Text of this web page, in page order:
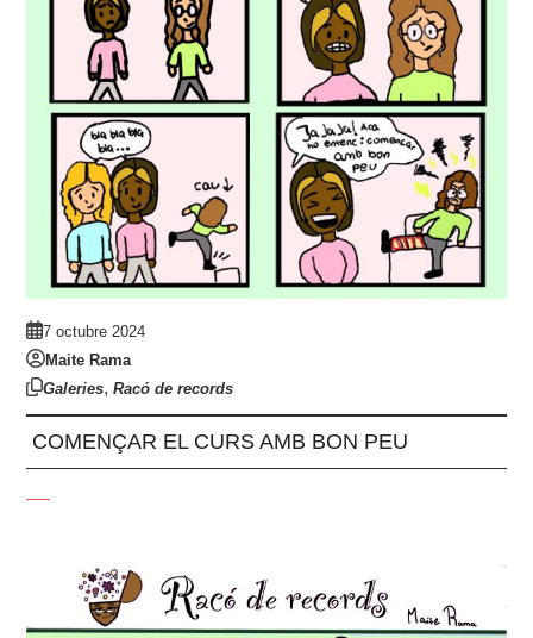
7 octubre 2024
Maite Rama
Galeries,Racó de records
COMENÇAR EL CURS AMB BON PEU